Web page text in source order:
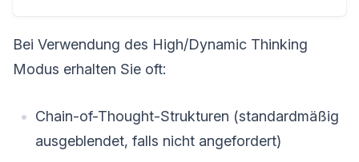
Bei Verwendung des High/Dynamic Thinking
Modus erhalten Sie oft:
Chain-of-Thought-Strukturen (standardmäßig
ausgeblendet, falls nicht angefordert)